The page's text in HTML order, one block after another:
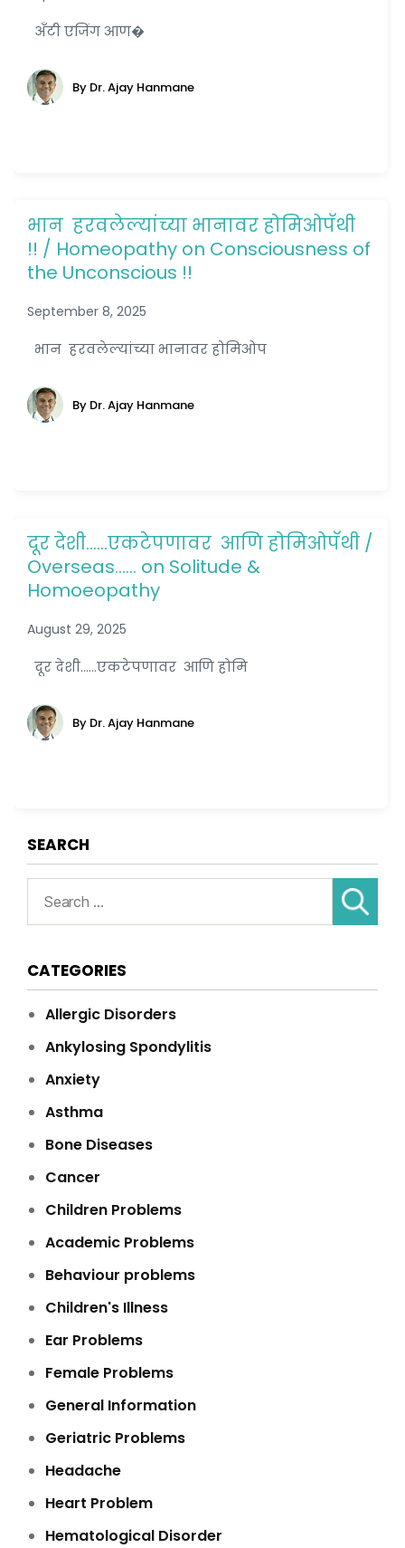
अँटी एजिंग आण�
By Dr. Ajay Hanmane
भान हरवलेल्यांच्या भानावर होमिओपॅथी
!! / Homeopathy on Consciousness of
the Unconscious !!
September 8, 2025
भान हरवलेल्यांच्या भानावर होमिओप
By Dr. Ajay Hanmane
दूर देशी……एकटेपणावर आणि होमिओपॅथी /
Overseas…… on Solitude &
Homoeopathy
August 29, 2025
दूर देशी......एकटेपणावर आणि होमि
By Dr. Ajay Hanmane
SEARCH
for:
CATEGORIES
Allergic Disorders
Ankylosing Spondylitis
Anxiety
Asthma
Bone Diseases
Cancer
Children Problems
Academic Problems
Behaviour problems
Children's Illness
Ear Problems
Female Problems
General Information
Geriatric Problems
Headache
Heart Problem
Hematological Disorder